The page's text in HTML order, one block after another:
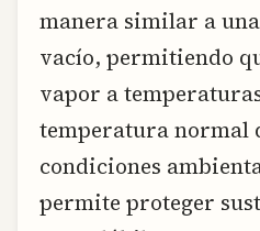
manera similar a
vacío, permitiendo
vapor a
temperatura normal
condiciones
permite proteger